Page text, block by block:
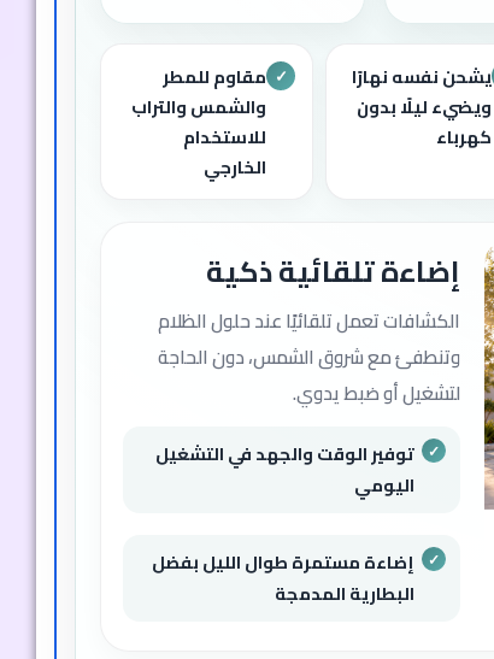
يشحن نفسه نهارًا
ويضيء ليلًا بدون
كهرباء
✓ مقاوم للمطر
والشمس والتراب
للاستخدام
الخارجي
إضاءة تلقائية ذكية
الكشافات تعمل تلقائيًا عند حلول الظلام
وتنطفئ مع شروق الشمس، دون الحاجة
لتشغيل أو ضبط يدوي.
توفير الوقت والجهد في التشغيل
اليومي
إضاءة مستمرة طوال الليل بفضل
البطارية المدمجة